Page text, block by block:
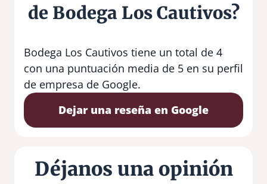
de Bodega Los Cautivos?
Bodega Los Cautivos tiene un total de 4
con una puntuación media de 5 en su perfil
de empresa de Google.
Dejar una reseña en Google
Déjanos una opinión